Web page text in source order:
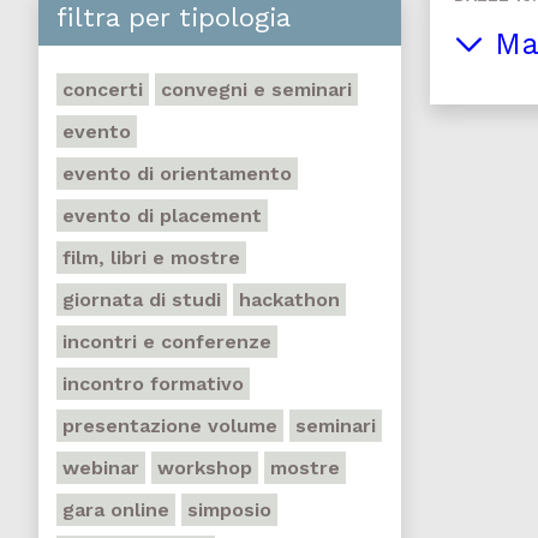
filtra per tipologia
concerti
convegni e seminari
evento
evento di orientamento
evento di placement
film, libri e mostre
giornata di studi
hackathon
incontri e conferenze
incontro formativo
presentazione volume
seminari
webinar
workshop
mostre
gara online
simposio